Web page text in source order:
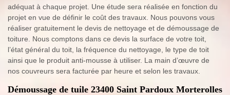
adéquat à chaque projet. Une étude sera réalisée en fonction du
projet en vue de définir le coût des travaux. Nous pouvons vous
réaliser gratuitement le devis de nettoyage et de démoussage de
toiture. Nous comptons dans ce devis la surface de votre toit,
l’état général du toit, la fréquence du nettoyage, le type de toit
ainsi que le produit anti-mousse à utiliser. La main d’œuvre de
nos couvreurs sera facturée par heure et selon les travaux.
Démoussage de tuile 23400 Saint Pardoux Morterolles